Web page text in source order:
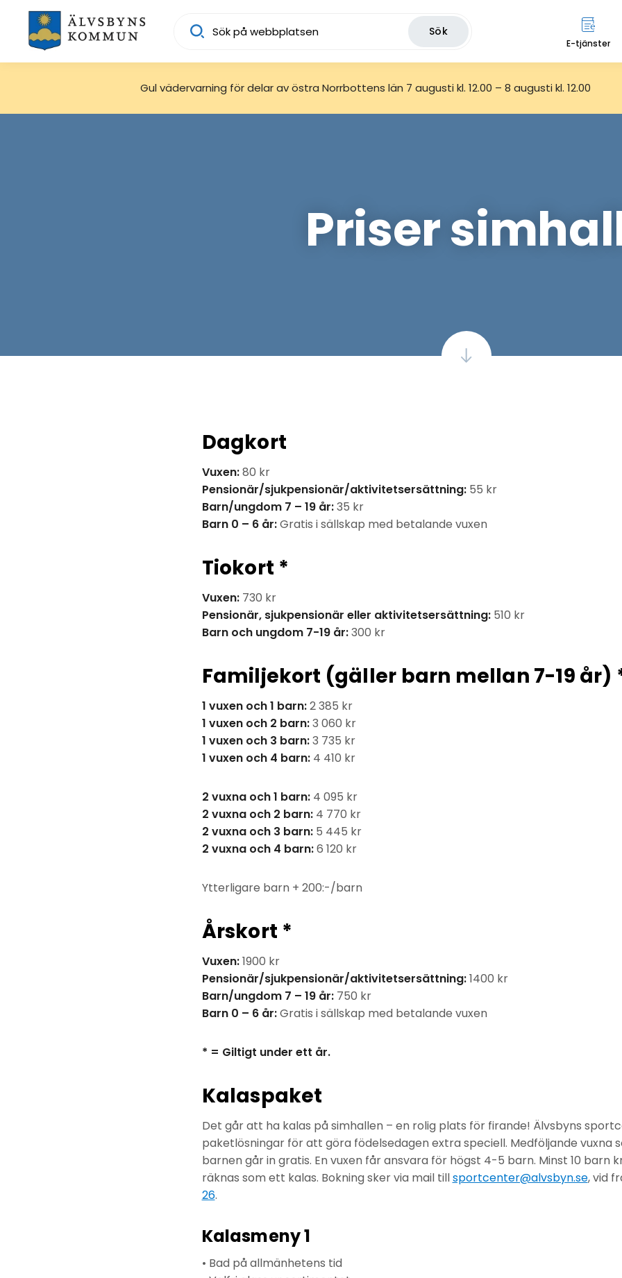
Sök
E-tjänster
Gul vädervarning för delar av östra Norrbottens län 7 augusti kl. 12.00 – 8 augusti kl. 12.00
Priser
Dagkort
Vuxen:80 kr
Pensionär/sjukpensionär/aktivitetsersättning:55 kr
Barn/ungdom 7 – 19 år:35 kr
Barn 0 – 6 år:Gratis i sällskap med betalande vuxen
Tiokort *
Vuxen:730 kr
Pensionär, sjukpensionär eller aktivitetsersättning:510 kr
Barn och ungdom 7-19 år:300 kr
Familjekort (gäller barn mellan 7-19 år)
1 vuxen och 1 barn:2 385 kr
1 vuxen och 2 barn:3 060 kr
1 vuxen och 3 barn:3 735 kr
1 vuxen och 4 barn:4 410 kr
2 vuxna och 1 barn:4 095 kr
2 vuxna och 2 barn:4 770 kr
2 vuxna och 3 barn:5 445 kr
2 vuxna och 4 barn:6 120 kr
Ytterligare barn + 200:-/barn
Årskort *
Vuxen:1900 kr
Pensionär/sjukpensionär/aktivitetsersättning:1400 kr
Barn/ungdom 7 – 19 år:750 kr
Barn 0 – 6 år:Gratis i sällskap med betalande vuxen
* = Giltigt under ett år.
Kalaspaket
Det går att ha kalas på simhallen – en rolig plats för firande! Älvsbyns
paketlösningar för att göra födelsedagen extra speciell. Medföljande vuxna
barnen går in gratis. En vuxen får ansvara för högst 4-5 barn. Minst 10 barn
räknas som ett kalas. Bokning sker via mail tillsportcenter@alvsbyn.se, vid
26.
Kalasmeny 1
• Bad på allmänhetens tid